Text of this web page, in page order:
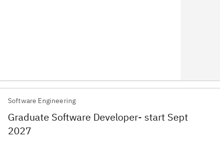
Software Engineering
Graduate Software Developer- start Sept
2027